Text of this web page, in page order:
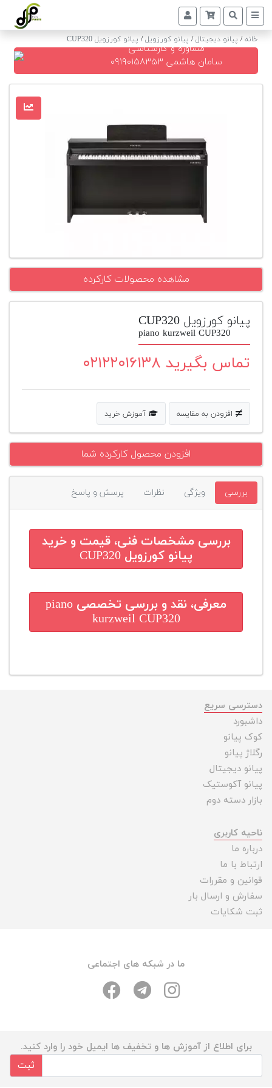
دیجیتال
و
رگلاژ
پیانو
دست
دوم
افزودن
محصول
دوم
خانه/ پیانو دیجیتال/ پیانو کورزویل/ پیانو کورزویل CUP320
مشاوره و کارشناسی
سامان هاشمی ۰۹۱۹۰۱۵۸۳۵۳
مشاهده محصولات کارکرده
پیانو کورزویل CUP320
piano kurzweil CUP320
تماس بگیرید ۰۲۱۲۲۰۱۶۱۳۸
افزودن به مقایسه آموزش خرید
افزودن محصول کارکرده شما
بررسی ویژگی نظرات پرسش و پاسخ
بررسی مشخصات فنی، قیمت و خرید
پیانو کورزویل CUP320
معرفی، نقد و بررسی تخصصی piano
kurzweil CUP320
دسترسی سریع
داشبورد
کوک پیانو
رگلاژ پیانو
پیانو دیجیتال
پیانو آکوستیک
بازار دسته دوم
ناحیه کاربری
درباره ما
ارتباط با ما
قوانین و مقررات
سفارش و ارسال بار
ثبت شکایات
ما در شبکه های اجتماعی
برای اطلاع از آموزش ها و تخفیف ها ایمیل خود را وارد کنید.
ثبت